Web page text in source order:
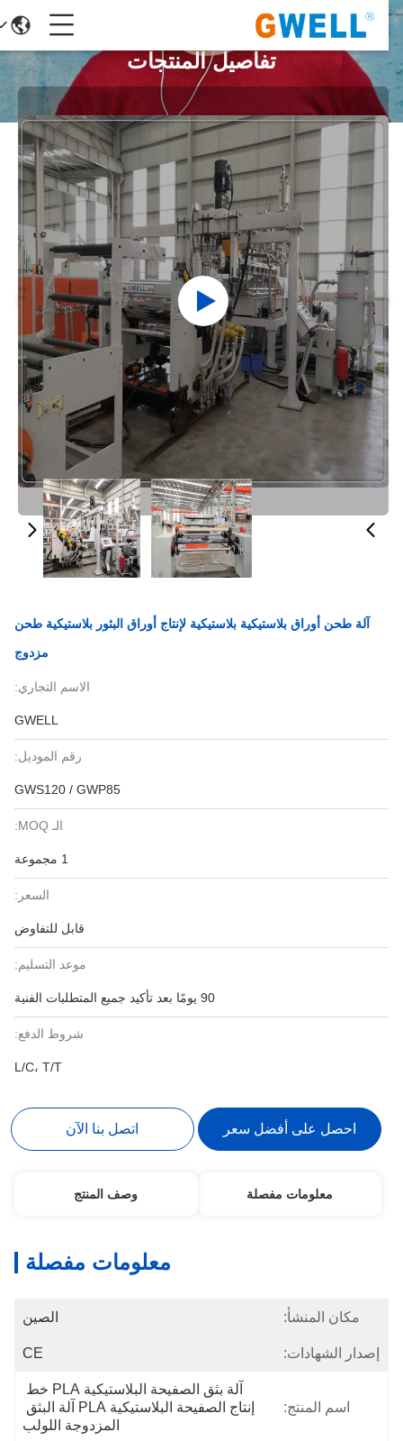
تفاصيل المنتجات
آلة طحن أوراق بلاستيكية بلاستيكية لإنتاج أوراق البثور بلاستيكية طحن
مزدوج
الاسم التجاري:
GWELL
رقم الموديل:
GWS120 / GWP85
الـ MOQ:
السعر:
قابل للتفاوض
موعد التسليم:
90 يومًا بعد تأكيد جميع المتطلبات الفنية
شروط الدفع:
L/C، T/T
احصل على أفضل سعر اتصل بنا الآن
معلومات مفصلة وصف المنتج
معلومات مفصلة
مكان المنشأ: الصين
إصدار الشهادات: CE
اسم المنتج:
آلة بثق الصفيحة البلاستيكية PLA خط
إنتاج الصفيحة البلاستيكية PLA آلة البثق
المزدوجة اللولب